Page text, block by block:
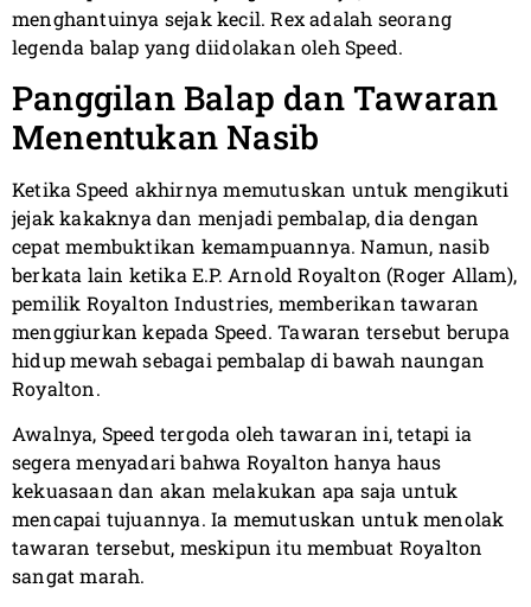
menghantuinya sejak kecil. Rex adalah seorang
legenda balap yang diidolakan oleh Speed.
Panggilan Balap dan Tawaran
Menentukan Nasib
Ketika Speed akhirnya memutuskan untuk mengikuti
jejak kakaknya dan menjadi pembalap, dia dengan
cepat membuktikan kemampuannya. Namun, nasib
berkata lain ketika E.P. Arnold Royalton (Roger Allam),
pemilik Royalton Industries, memberikan tawaran
menggiurkan kepada Speed. Tawaran tersebut berupa
hidup mewah sebagai pembalap di bawah naungan
Royalton.
Awalnya, Speed tergoda oleh tawaran ini, tetapi ia
segera menyadari bahwa Royalton hanya haus
kekuasaan dan akan melakukan apa saja untuk
mencapai tujuannya. Ia memutuskan untuk menolak
tawaran tersebut, meskipun itu membuat Royalton
sangat marah.